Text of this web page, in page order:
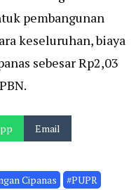
pembangunan
keseluruhan, biaya
sebesar Rp2,03
Email
Cipanas
#PUPR